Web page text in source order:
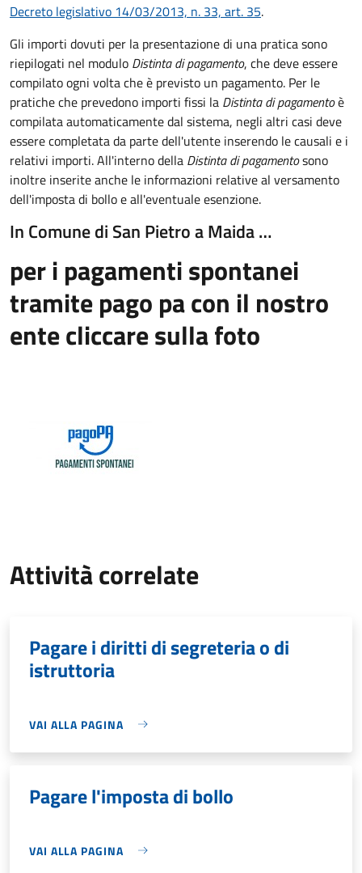
Decreto legislativo 14/03/2013, n. 33, art. 35.
Gli importi dovuti per la presentazione di una pratica sono
riepilogati nel modulo Distinta di pagamento, che deve essere
compilato ogni volta che è previsto un pagamento. Per le
pratiche che prevedono importi fissi la Distinta di pagamentoè
compilata automaticamente dal sistema, negli altri casi deve
essere completata da parte dell'utente inserendo le causali e i
relativi importi.All'interno della Distinta di pagamentosono
inoltre inserite anche le informazioni relative al versamento
dell'imposta di bollo e all'eventuale esenzione.
In Comune di San Pietro a Maida …
per i pagamenti spontanei
tramite pago pa con il nostro
ente cliccare sulla foto
Attività correlate
Pagare i diritti di segreteria o di
istruttoria
VAI ALLA PAGINA
Pagare l'imposta di bollo
VAI ALLA PAGINA